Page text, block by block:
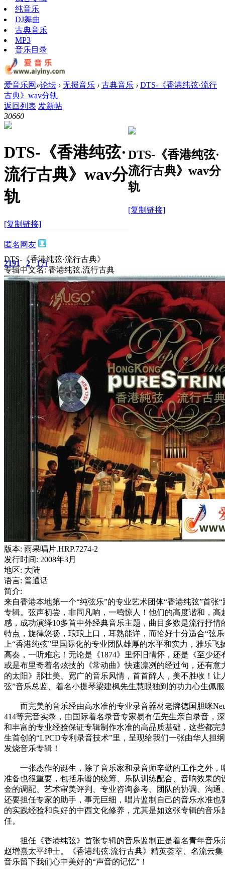
纯音乐
DJ舞曲
古典音乐
MP3
音乐目录
爱音乐网 »论坛 › 无损音乐 › 古典音乐 › DTS-《香港纯弦·流行
古典》wav分轨
返回列表 发新帖
30660
DTS-《香港纯弦·
流行古典》wav分
轨
[复制链接]
DTS-《香港纯弦·
流行古典》wav分
轨
[复制链接]
匿名网友
2191
主题
2
回帖
1万
积分
积分
11873
2025-7-28 19:48:30 / 显示全部楼层
阅读模式
0
DTS-《香港纯弦·流行古典》
专辑中文名: 香港纯弦.流行古典
版本: 雨果唱片.HRP.7274-2
发行时间: 2008年3月
地区: 大陆
语言: 普通话
简介:
来自香港本地第一个“纯弦乐”的专业艺术团体“香港纯弦”首张
专辑。弦声初尝，非同凡响，一鸣惊人！他们的高度谐和，高
感，成功演绎10多首中外经典音乐主题，曲目多数是流行抒情
特点，旋律悠扬，琅琅上口，耳熟能详，而恰好十分适合“弦
上“香港纯弦”里国际化的专业团队雄厚的水平和实力，雅乐飞
高奏，一听难忘！无论是《1874》里怀旧情怀，还是《至少还
或是布里奇着名炫技的《常动曲》快速凛冽的经过句，还有意
的太阳》那壮美、宽广的音乐风情，首首醉人，美不胜收！让
弦”音乐总监、着名小提琴梁建枫先生慧眼独到的功力心生佩
而完美的音乐经由高水准的专业录音器材老牌德国胆咪
414等完音实录，由国际着名录音专家易有伍先生亲自录音，
和丰富的专业经验保证专辑制作水准的高品质基础，这些都完
生首创的“LPCD专利录音技术”里，呈现给我们一张由华人担
发烧音乐专辑！
一张杰作的诞生，除了音乐家和录音师辛勤的工作之外，
准备也很重要，包括乐谱的统筹、乐队训练配合、音响效果的
金的调配、艺术审美评判、专业咨询参考、团队的协调、沟通
还要担任专家的助手，事无巨细，唱片监制自己的音乐水准也
的实践经验和良好的中西文化修养，尤其是如这张专辑的音乐
任。
担任《香港纯弦》首张专辑的音乐监制正是着名青年音乐
赵增熹太平绅士。《香港纯弦.流行古典》精英荟萃、名流云
音乐留下我们心中美好的“声音的记忆”！